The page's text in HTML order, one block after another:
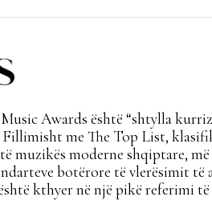
Awards është “shtylla
me The Top List,
muzikës moderne shqiptare, më
botërore të vlerësimit të
kthyer në një pikë referimi